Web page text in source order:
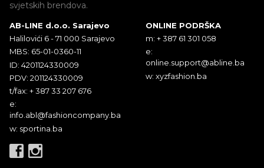
svjetskih brendova.
AB-LINE d.o.o. Sarajevo
Halilovići 6 - 71 000 Sarajevo
MBS: 65-01-0360-11
ID: 4201124330009
PDV: 201124330009
t/fax: + 387 33 207 676
e:
info.abl@fashioncompany.ba
w: sportina.ba
ONLINE PODRŠKA
m: + 387 61 301 058
e:
online.support@abline.ba
w: xyzfashion.ba